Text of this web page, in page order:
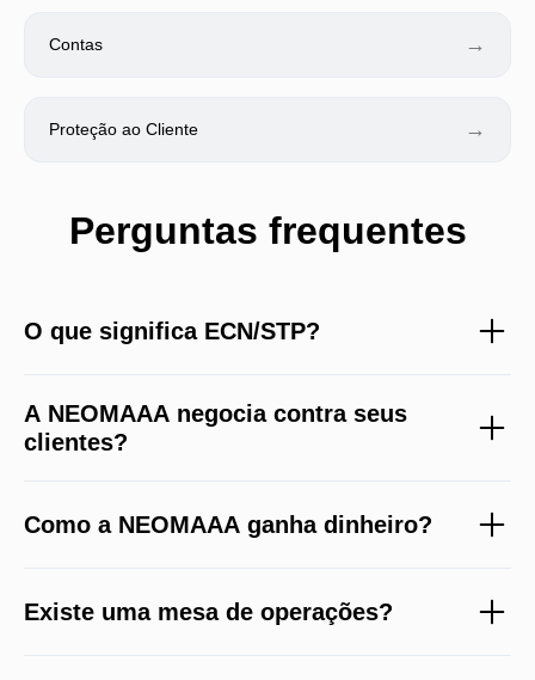
Contas →
Proteção ao Cliente →
Perguntas frequentes
O que significa ECN/STP?
A NEOMAAA negocia contra seus
clientes?
Como a NEOMAAA ganha dinheiro?
Existe uma mesa de operações?